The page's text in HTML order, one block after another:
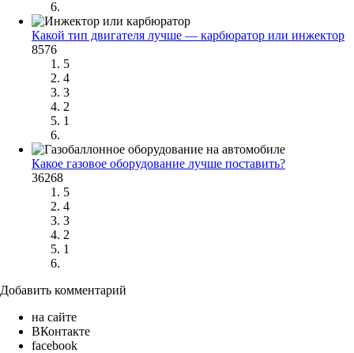
Какой тип двигателя лучше — карбюратор или инжектор
8576
5
4
3
2
1
Какое газовое оборудование лучше поставить?
36268
5
4
3
2
1
Добавить комментарий
на сайте
ВКонтакте
facebook